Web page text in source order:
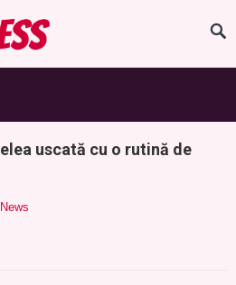
uscată cu o rutină de
News